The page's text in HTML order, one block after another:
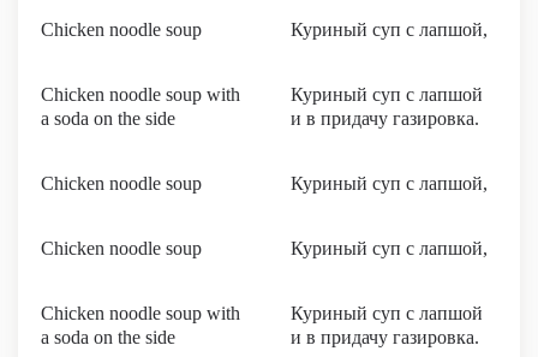
Chicken noodle soup Куриный суп с лапшой,
Chicken noodle soup with
a soda on the side
Куриный суп с лапшой
и в придачу газировка.
Chicken noodle soup Куриный суп с лапшой,
Chicken noodle soup Куриный суп с лапшой,
Chicken noodle soup with
a soda on the side
Куриный суп с лапшой
и в придачу газировка.